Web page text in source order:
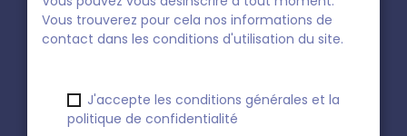
Vous trouverez pour cela nos informations de
contact dans les conditions d'utilisation du site.
J'accepte les conditions générales et la
politique de confidentialité